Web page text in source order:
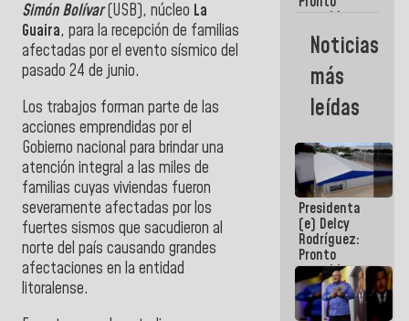
Simón Bolívar(USB), núcleo La
Guaira, para la recepción de familias
afectadas por el evento sísmico del
pasado 24 de junio.
Los trabajos forman parte de las
acciones emprendidas por el
Gobierno nacional para brindar una
atención integral a las miles de
familias cuyas viviendas fueron
severamente afectadas por los
fuertes sismos que sacudieron al
norte del país causando grandes
afectaciones en la entidad
litoralense.
restableceremos
las
operaciones
Aeropuerto
Internacional
de
Noticias
más
leídas
Presidenta
(e) Delcy
Rodríguez:
Pronto
restableceremos
las
operaciones